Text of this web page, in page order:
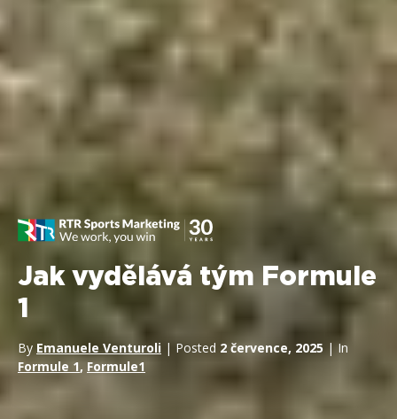
Jak vydělává tým Formule
1
By Emanuele Venturoli | Posted 2 července, 2025 | In
Formule 1, Formule1